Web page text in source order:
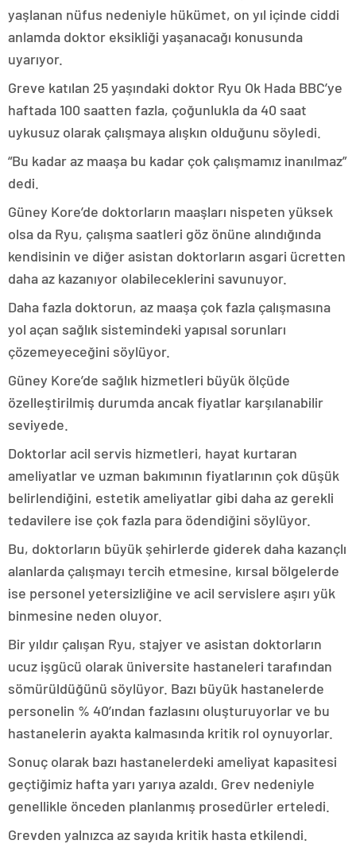
yaşlanan nüfus nedeniyle hükümet, on yıl içinde ciddi
anlamda doktor eksikliği yaşanacağı konusunda
uyarıyor.
Greve katılan 25 yaşındaki doktor Ryu Ok Hada BBC’ye
haftada 100 saatten fazla, çoğunlukla da 40 saat
uykusuz olarak çalışmaya alışkın olduğunu söyledi.
“Bu kadar az maaşa bu kadar çok çalışmamız inanılmaz”
dedi.
Güney Kore’de doktorların maaşları nispeten yüksek
olsa da Ryu, çalışma saatleri göz önüne alındığında
kendisinin ve diğer asistan doktorların asgari ücretten
daha az kazanıyor olabileceklerini savunuyor.
Daha fazla doktorun, az maaşa çok fazla çalışmasına
yol açan sağlık sistemindeki yapısal sorunları
çözemeyeceğini söylüyor.
Güney Kore’de sağlık hizmetleri büyük ölçüde
özelleştirilmiş durumda ancak fiyatlar karşılanabilir
seviyede.
Doktorlar acil servis hizmetleri, hayat kurtaran
ameliyatlar ve uzman bakımının fiyatlarının çok düşük
belirlendiğini, estetik ameliyatlar gibi daha az gerekli
tedavilere ise çok fazla para ödendiğini söylüyor.
Bu, doktorların büyük şehirlerde giderek daha kazançlı
alanlarda çalışmayı tercih etmesine, kırsal bölgelerde
ise personel yetersizliğine ve acil servislere aşırı yük
binmesine neden oluyor.
Bir yıldır çalışan Ryu, stajyer ve asistan doktorların
ucuz işgücü olarak üniversite hastaneleri tarafından
sömürüldüğünü söylüyor. Bazı büyük hastanelerde
personelin % 40’ından fazlasını oluşturuyorlar ve bu
hastanelerin ayakta kalmasında kritik rol oynuyorlar.
Sonuç olarak bazı hastanelerdeki ameliyat kapasitesi
geçtiğimiz hafta yarı yarıya azaldı. Grev nedeniyle
genellikle önceden planlanmış prosedürler erteledi.
Grevden yalnızca az sayıda kritik hasta etkilendi.